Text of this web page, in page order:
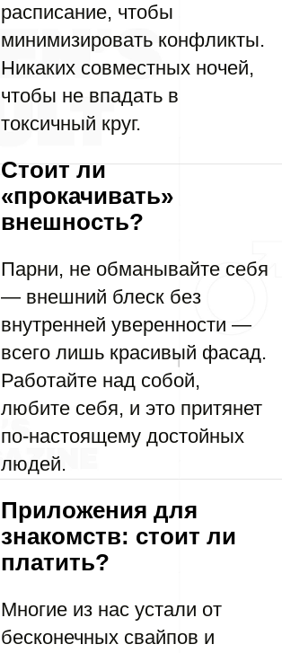
расписание, чтобы
минимизировать конфликты.
Никаких совместных ночей,
чтобы не впадать в
токсичный круг.
Стоит ли
«прокачивать»
внешность?
Парни, не обманывайте себя
— внешний блеск без
внутренней уверенности —
всего лишь красивый фасад.
Работайте над собой,
любите себя, и это притянет
по-настоящему достойных
людей.
Приложения для
знакомств: стоит ли
платить?
Многие из нас устали от
бесконечных свайпов и